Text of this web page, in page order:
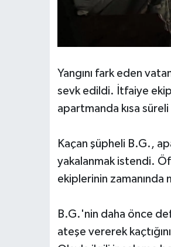
Yangını fark eden
sevk edildi. İtfaiye
apartmanda kısa süreli
Kaçan şüpheli B.G.,
yakalanmak istendi.
ekiplerinin zamanında
B.G.'nin daha önce
ateşe vererek